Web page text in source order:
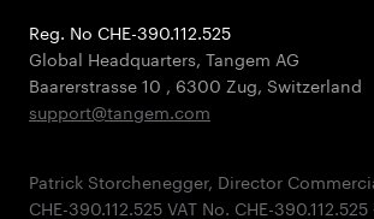
Reg. No CHE-390.112.525
Global Headquarters, Tangem AG
Baarerstrasse 10 , 6300 Zug, Switzerland
support@tangem.com
Patrick Storchenegger, Director